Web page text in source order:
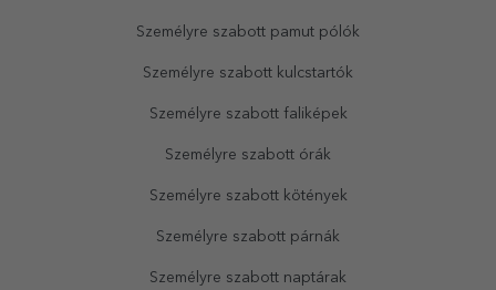
Személyre szabott pamut pólók
Személyre szabott kulcstartók
Személyre szabott faliképek
Személyre szabott órák
Személyre szabott kötények
Személyre szabott párnák
Személyre szabott naptárak